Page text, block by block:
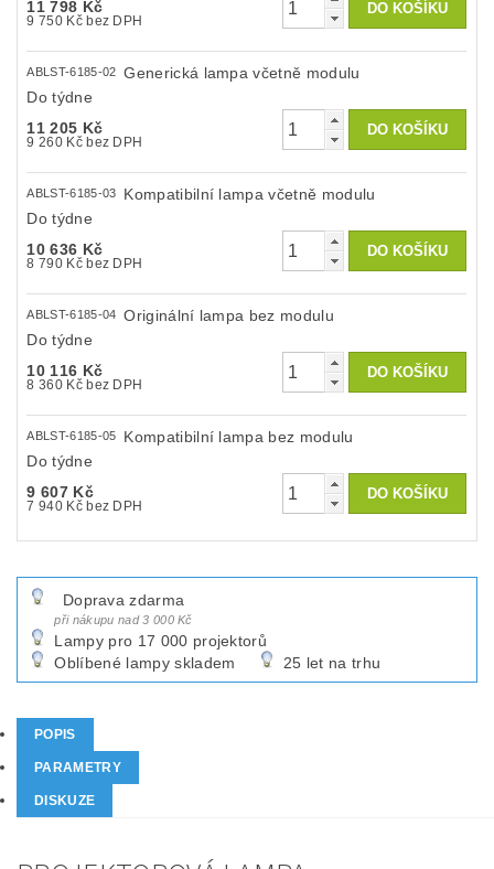
11 798 Kč
9 750 Kč bez DPH
ABLST-6185-02
Generická lampa včetně modulu
Do týdne
11 205 Kč
9 260 Kč bez DPH
ABLST-6185-03
Kompatibilní lampa včetně modulu
Do týdne
10 636 Kč
8 790 Kč bez DPH
ABLST-6185-04
Originální lampa bez modulu
Do týdne
10 116 Kč
8 360 Kč bez DPH
ABLST-6185-05
Kompatibilní lampa bez modulu
Do týdne
9 607 Kč
7 940 Kč bez DPH
Doprava zdarma
při nákupu nad 3 000 Kč
Lampy pro 17 000 projektorů
Oblíbené lampy skladem
25 let na trhu
POPIS
PARAMETRY
DISKUZE